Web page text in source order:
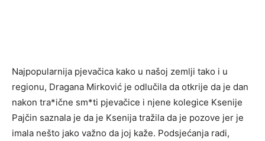
Najpopularnija pjevačica kako u našoj zemlji tako i u
regionu, Dragana Mirković je odlučila da otkrije da je dan
nakon tra*ične sm*ti pjevačice i njene kolegice Ksenije
Pajčin saznala je da je Ksenija tražila da je pozove jer je
imala nešto jako važno da joj kaže. Podsjećanja radi,